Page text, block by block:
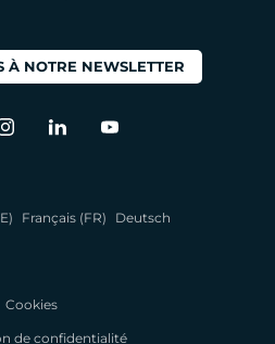
À NOTRE NEWSLETTER
Français (FR)
Deutsch
Cookies
de confidentialité